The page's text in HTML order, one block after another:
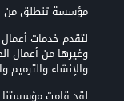
مؤسسة تنطلق من
لتقدم خدمات
وغيرها من أعمال
والإنشاء والترميم
لقد قامت